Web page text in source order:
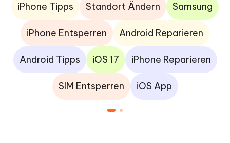
iPhone Tipps Standort Ändern Samsung
iPhone Entsperren Android Reparieren
Android Tipps iOS 17 iPhone Reparieren
SIM Entsperren iOS App